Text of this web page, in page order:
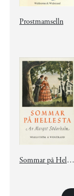
Prostmamselln
Sommar på Hellesta